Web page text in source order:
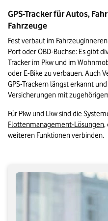
GPS-Tracker für Autos,
Fahrzeuge
Fest verbaut im
Port oder OBD-Buchse: Es gibt
Tracker im Pkw und im
oder E-Bike zu verbauen. Auch
GPS-Trackern längst erkannt
Versicherungen mit
Flottenmanagement-Lösungen,
weiteren Funktionen verbinden.